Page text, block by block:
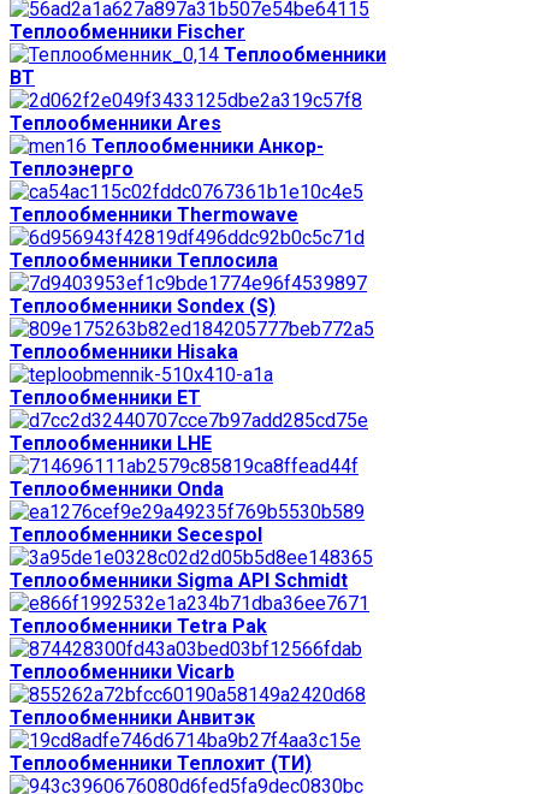
Теплообменники Fischer
Теплообменники
ВТ
Теплообменники Ares
Теплообменники Анкор-
Теплоэнерго
Теплообменники Thermowave
Теплообменники Теплосила
Теплообменники Sondex (S)
Теплообменники Hisaka
Теплообменники ЕТ
Теплообменники LHE
Теплообменники Onda
Теплообменники Secespol
Теплообменники Sigma API Schmidt
Теплообменники Tetra Pak
Теплообменники Vicarb
Теплообменники Анвитэк
Теплообменники Теплохит (ТИ)